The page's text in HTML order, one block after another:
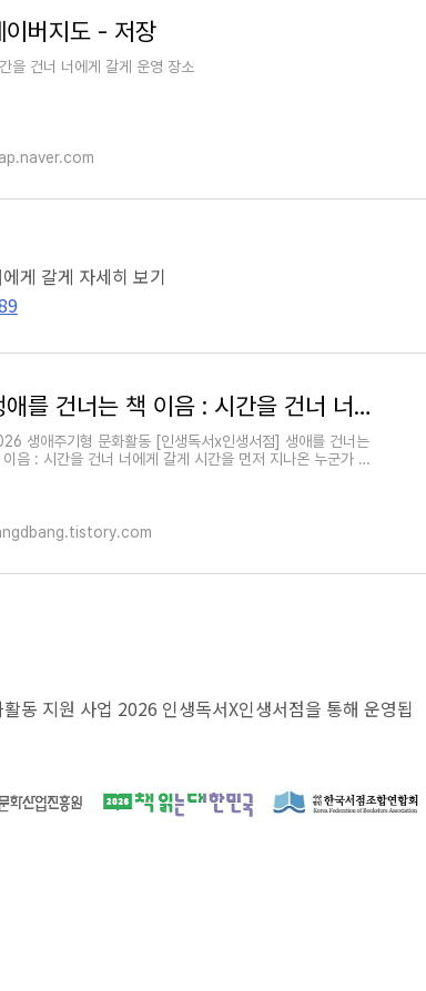
이버지도 - 저장
을 건너 너에게 갈게 운영 장소
게 갈게 자세히 보기
생애를 건너는 책 이음 : 시간을 건너 너에게 갈게
생애주기형 문화활동 [인생독서x인생서점] 생애를 건너는
이음 : 시간을 건너 너에게 갈게 시간을 먼저 지나온 누군가 당
동 지원 사업 2026 인생독서X인생서점을 통해 운영됩